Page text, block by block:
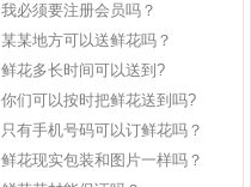
我必须要注册会员吗？
某某地方可以送鲜花吗？
鲜花多长时间可以送到?
你们可以按时把鲜花送到吗?
只有手机号码可以订鲜花吗？
鲜花现实包装和图片一样吗？